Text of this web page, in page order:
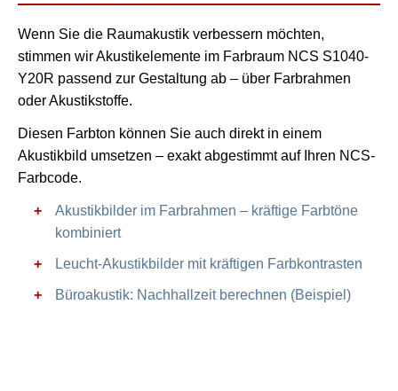
Wenn Sie die Raumakustik verbessern möchten,
stimmen wir Akustikelemente im Farbraum NCS S1040-
Y20R passend zur Gestaltung ab – über Farbrahmen
oder Akustikstoffe.
Diesen Farbton können Sie auch direkt in einem
Akustikbild umsetzen – exakt abgestimmt auf Ihren NCS-
Farbcode.
Akustikbilder im Farbrahmen – kräftige Farbtöne
kombiniert
Leucht-Akustikbilder mit kräftigen Farbkontrasten
Büroakustik: Nachhallzeit berechnen (Beispiel)